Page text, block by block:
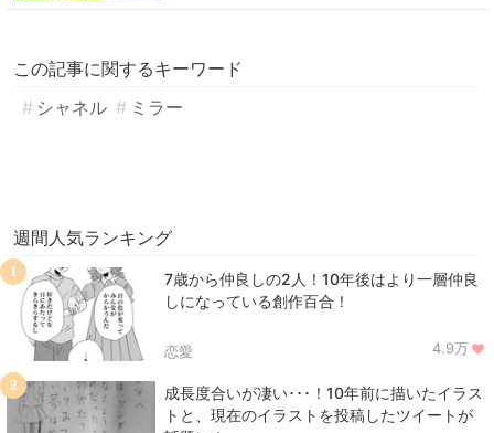
この記事に関するキーワード
シャネル
ミラー
週間人気ランキング
7歳から仲良しの2人！10年後はより一層仲良
しになっている創作百合！
恋愛 4.9万
1
成長度合いが凄い･･･！10年前に描いたイラス
トと、現在のイラストを投稿したツイートが
2